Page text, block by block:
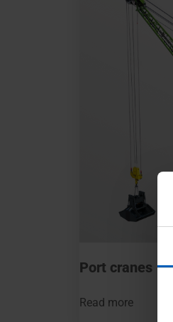
Port cranes
Read more